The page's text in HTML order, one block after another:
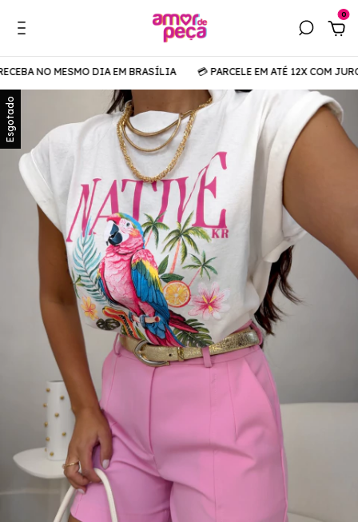
0
NO MESMO DIA EM BRASÍLIA 💳 PARCELE EM ATÉ 12X COM JUROS
Esgotado